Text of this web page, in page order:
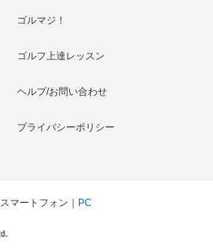
ゴルマジ！
ゴルフ上達レッスン
ヘルプ/お問い合わせ
プライバシーポリシー
スマートフォン PC